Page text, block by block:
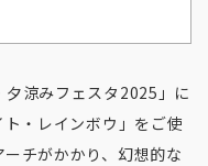
涼みフェスタ2025」に
・レインボウ」をご使
チがかかり、幻想的な